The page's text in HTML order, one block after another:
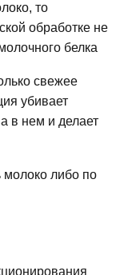
то
обработке не
белка
свежее
убивает
в нем и делает
либо по